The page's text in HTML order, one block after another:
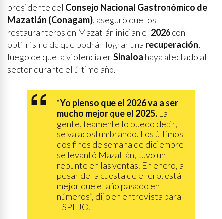
presidente del Consejo Nacional Gastronómico de
Mazatlán (Conagam), aseguró que los
restauranteros en Mazatlán inician el 2026con
optimismo de que podrán lograr una recuperación,
luego de que la violencia enSinaloa haya afectado al
sector durante el último año.
“Yo pienso que el 2026 va a ser
mucho mejor que el 2025. La
gente, feamente lo puedo decir,
se va acostumbrando. Los últimos
dos fines de semana de diciembre
se levantó Mazatlán, tuvo un
repunte en las ventas. En enero, a
pesar de la cuesta de enero, está
mejor que el año pasado en
números”, dijo en entrevista para
ESPEJO.